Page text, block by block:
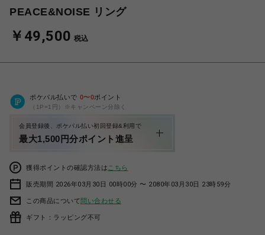
PEACE&NOISE リング
￥49,500 税込
ポケパル払いで 0〜0ポイント
（1P=1円）※キャンペーン分除く
会員登録後、ポケパル払い初回登録&利用で
最大1,500円分ポイント進呈
獲得ポイントの確認方法は こちら
販売期間 2026年03月30日 00時00分 〜 2080年03月30日 23時59分
この商品について問い合わせる
ギフト：ラッピング不可